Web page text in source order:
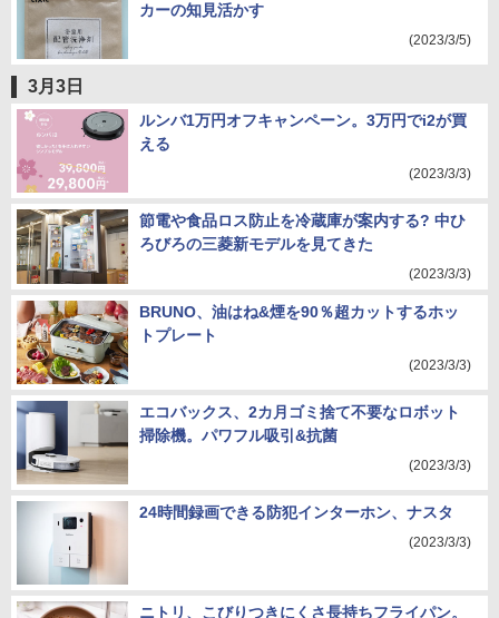
カーの知見活かす
(2023/3/5)
3月3日
ルンバ1万円オフキャンペーン。3万円でi2が買
える
(2023/3/3)
節電や食品ロス防止を冷蔵庫が案内する? 中ひ
ろびろの三菱新モデルを見てきた
(2023/3/3)
BRUNO、油はね&煙を90％超カットするホッ
トプレート
(2023/3/3)
エコバックス、2カ月ゴミ捨て不要なロボット
掃除機。パワフル吸引&抗菌
(2023/3/3)
24時間録画できる防犯インターホン、ナスタ
(2023/3/3)
ニトリ、こびりつきにくさ長持ちフライパン。